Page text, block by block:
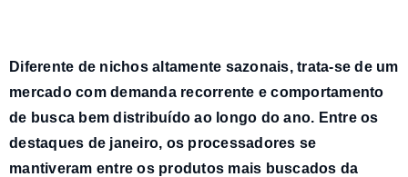
Diferente de nichos altamente sazonais, trata-se de um
mercado com demanda recorrente e comportamento
de busca bem distribuído ao longo do ano. Entre os
destaques de janeiro, os processadores se
mantiveram entre os produtos mais buscados da